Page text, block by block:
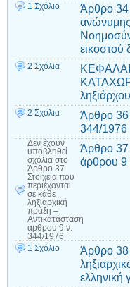
1 Σχόλιο
Άρθρο 34
ανώνυμης
2 Σχόλια
2 Σχόλια
Άρθρο 36
344/1976
Δεν έχουν
υποβληθεί
σχόλια στο
Άρθρο 37
Στοιχεία που
περιέχονται
σε κάθε
ληξιαρχική
πράξη –
Αντικατάσταση
άρθρου 9 ν.
344/1976
Άρθρο 37
άρθρου 9
1 Σχόλιο
Άρθρο 38